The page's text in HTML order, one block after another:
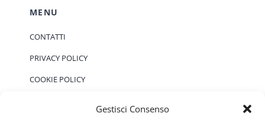
Gestisci Consenso
MENU
CONTATTI
PRIVACY POLICY
COOKIE POLICY